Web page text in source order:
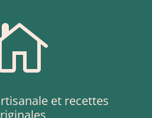
et recettes